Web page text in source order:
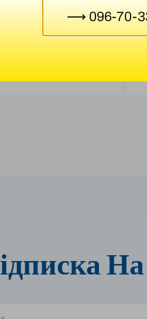
B-PRO
⟶ 096-70-